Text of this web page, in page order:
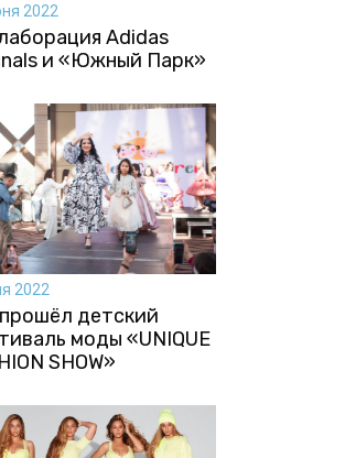
2022
Аdidas
и «Южный Парк»
2022
детский
моды «UNIQUE
SHOW»